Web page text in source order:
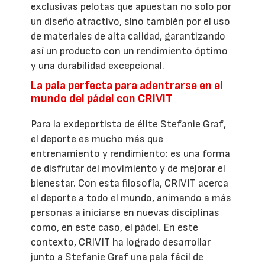
exclusivas pelotas que apuestan no solo por
un diseño atractivo, sino también por el uso
de materiales de alta calidad, garantizando
así un producto con un rendimiento óptimo
y una durabilidad excepcional.
La pala perfecta para adentrarse en el
mundo del pádel con CRIVIT
Para la exdeportista de élite Stefanie Graf,
el deporte es mucho más que
entrenamiento y rendimiento: es una forma
de disfrutar del movimiento y de mejorar el
bienestar. Con esta filosofía, CRIVIT acerca
el deporte a todo el mundo, animando a más
personas a iniciarse en nuevas disciplinas
como, en este caso, el pádel. En este
contexto, CRIVIT ha logrado desarrollar
junto a Stefanie Graf una pala fácil de